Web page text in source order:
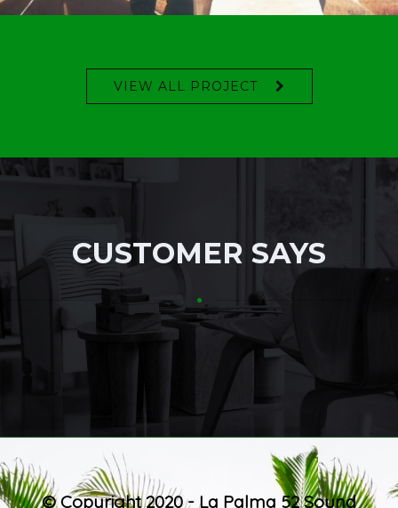
VIEW ALL PROJECT
CUSTOMER SAYS
© Copyright 2020 - La Palma 52 Sound